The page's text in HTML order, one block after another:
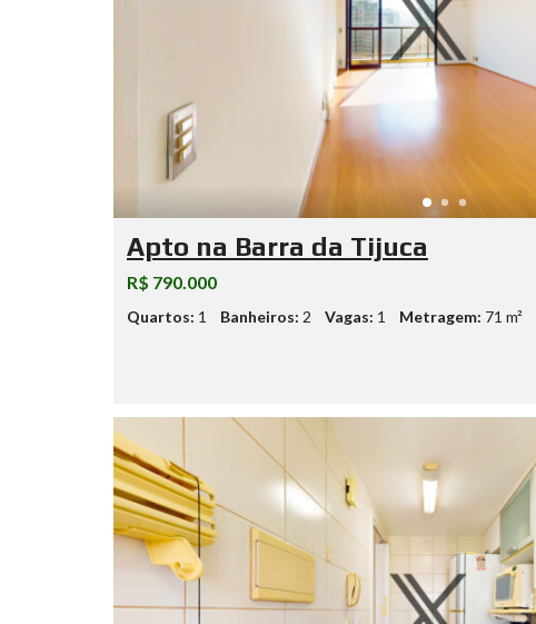
Apto na Barra da Tijuca
R$ 790.000
Quartos: 1 Banheiros: 2 Vagas: 1 Metragem: 71 m²